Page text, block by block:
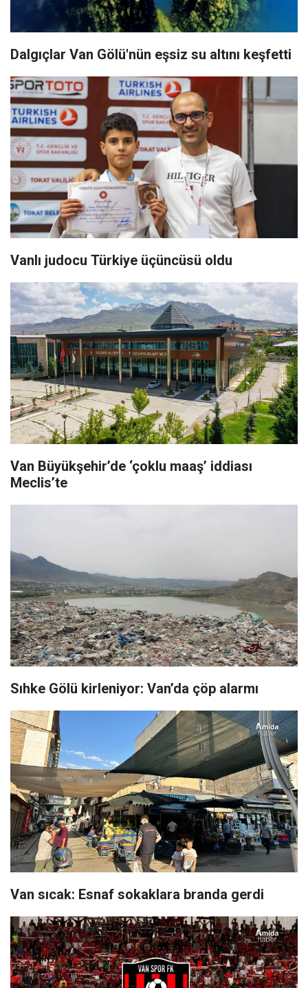
Dalgıçlar Van Gölü'nün eşsiz su altını keşfetti
Vanlı judocu Türkiye üçüncüsü oldu
Van Büyükşehir’de ‘çoklu maaş’ iddiası
Meclis’te
Sıhke Gölü kirleniyor: Van’da çöp alarmı
Van sıcak: Esnaf sokaklara branda gerdi